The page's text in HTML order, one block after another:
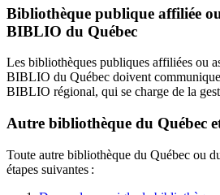
Bibliothèque publique affiliée ou
BIBLIO du Québec
Les bibliothèques publiques affiliées ou
BIBLIO du Québec doivent
BIBLIO régional, qui se charge de la
Autre bibliothèque du Québec
Toute autre bibliothèque du Québec ou
étapes suivantes :